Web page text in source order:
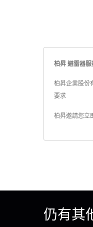
柏昇 避雷器
柏昇企業股份
要求
柏昇邀請您立
仍有其